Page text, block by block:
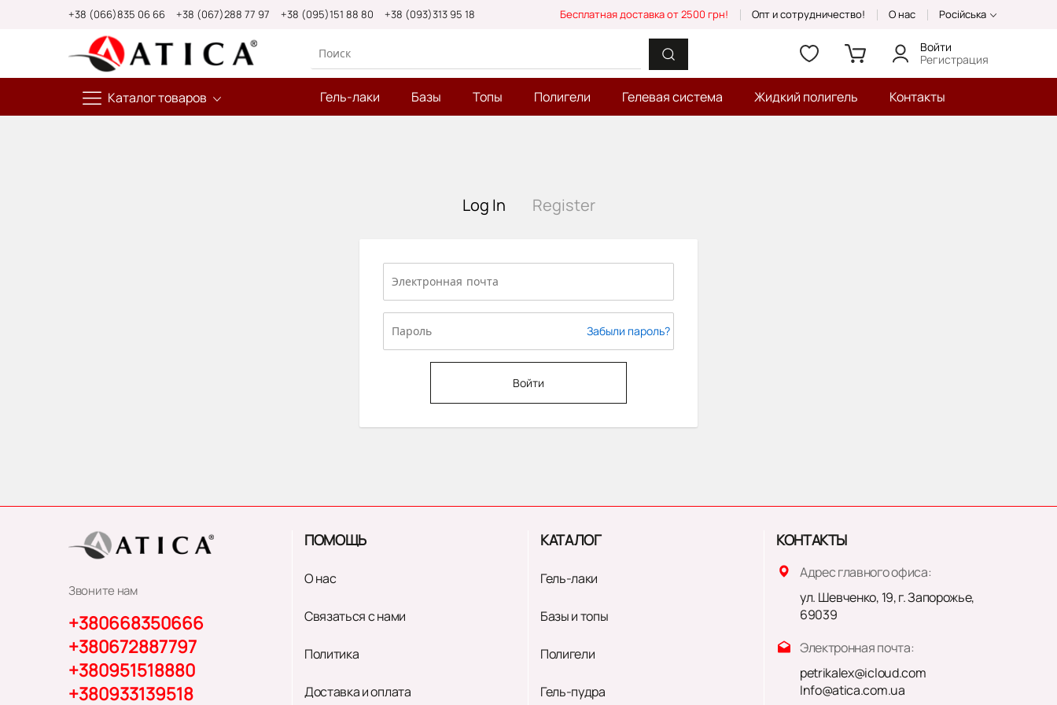
+38 (066)835 06 66 +38 (067)288 77 97 +38 (095)151 88 80 +38 (093)313 95 18 Бесплатная доставка от 2500 грн! Опт и сотрудничество! О нас Російська
Каталог товаров
Войти
Регистрация
Гель-лаки Базы Топы Полигели Гелевая система Жидкий полигель Контакты
Log In Register
Забыли пароль?
Войти
Звоните нам
+380668350666
+380672887797
+380951518880
+380933139518
ПОМОЩЬ
О нас
Связаться с нами
Политика
Доставка и оплата
КАТАЛОГ
Гель-лаки
Базы и топы
Полигели
Гель-пудра
КОНТАКТЫ
Адрес главного офиса:
ул. Шевченко, 19, г. Запорожье,
69039
Электронная почта:
petrikalex@icloud.com
Info@atica.com.ua